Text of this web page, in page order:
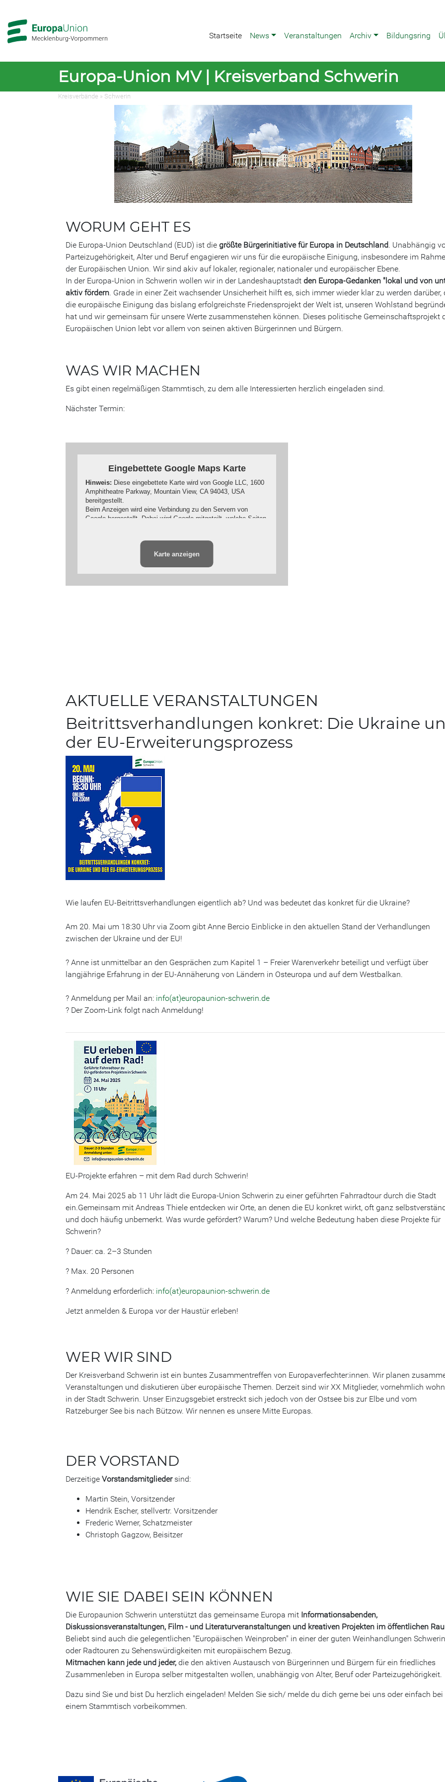
Hauptnavigation
Hauptbereich
Startseite
News Veranstaltungen Archiv Bildungsring
Europa-Union MV | Kreisverband Schwerin
Kreisverbände » Schwerin
WORUM GEHT ES
Die Europa-Union Deutschland (EUD) ist die größte Bürgerinitiative für Europa in Deutschland. Unabhängig
Parteizugehörigkeit, Alter und Beruf engagieren wir uns für die europäische Einigung, insbesondere im
der Europäischen Union. Wir sind akiv auf lokaler, regionaler, nationaler und europäischer Ebene.
In der Europa-Union in Schwerin wollen wir in der Landeshauptstadt den Europa-Gedanken "lokal und von
aktiv fördern. Grade in einer Zeit wachsender Unsicherheit hilft es, sich immer wieder klar zu werden darüber,
die europäische Einigung das bislang erfolgreichste Friedensprojekt der Welt ist, unseren Wohlstand
hat und wir gemeinsam für unsere Werte zusammenstehen können. Dieses politische Gemeinschaftsprojekt
Europäischen Union lebt vor allem von seinen aktiven Bürgerinnen und Bürgern.
WAS WIR MACHEN
Es gibt einen regelmäßigen Stammtisch, zu dem alle Interessierten herzlich eingeladen sind.
Nächster Termin:
Eingebettete Google Maps Karte
Hinweis: Diese eingebettete Karte wird von Google LLC, 1600
Amphitheatre Parkway, Mountain View, CA 94043, USA
bereitgestellt.
Beim Anzeigen wird eine Verbindung zu den Servern von
Google hergestellt. Dabei wird Google mitgeteilt, welche Seiten
zuzuordnen. Dies verhindern Sie, indem Sie sich vorher aus
Ihrem Google-Account ausloggen.
Wird eine Google-Karte angezeigt, setzt der Anbieter Cookies
Karte anzeigen
AKTUELLE VERANSTALTUNGEN
Beitrittsverhandlungen konkret: Die Ukraine
der EU-Erweiterungsprozess
Wie laufen EU-Beitrittsverhandlungen eigentlich ab? Und was bedeutet das konkret für die Ukraine?
Am 20. Mai um 18:30 Uhr via Zoom gibt Anne Bercio Einblicke in den aktuellen Stand der Verhandlungen
zwischen der Ukraine und der EU!
? Anne ist unmittelbar an den Gesprächen zum Kapitel 1 – Freier Warenverkehr beteiligt und verfügt über
langjährige Erfahrung in der EU-Annäherung von Ländern in Osteuropa und auf dem Westbalkan.
? Anmeldung per Mail an: info(at)europaunion-schwerin.de
? Der Zoom-Link folgt nach Anmeldung!
EU-Projekte erfahren – mit dem Rad durch Schwerin!
Am 24. Mai 2025 ab 11 Uhr lädt die Europa-Union Schwerin zu einer geführten Fahrradtour durch die Stadt
ein.Gemeinsam mit Andreas Thiele entdecken wir Orte, an denen die EU konkret wirkt, oft ganz
und doch häufig unbemerkt. Was wurde gefördert? Warum? Und welche Bedeutung haben diese Projekte für
Schwerin?
? Dauer: ca. 2–3 Stunden
? Max. 20 Personen
? Anmeldung erforderlich: info(at)europaunion-schwerin.de
Jetzt anmelden & Europa vor der Haustür erleben!
WER WIR SIND
Der Kreisverband Schwerin ist ein buntes Zusammentreffen von Europaverfechter:innen. Wir planen
Veranstaltungen und diskutieren über europäische Themen. Derzeit sind wir XX Mitglieder, vornehmlich
in der Stadt Schwerin. Unser Einzugsgebiet erstreckt sich jedoch von der Ostsee bis zur Elbe und vom
Ratzeburger See bis nach Bützow. Wir nennen es unsere Mitte Europas.
DER VORSTAND
Derzeitige Vorstandsmitglieder sind:
Martin Stein, Vorsitzender
Hendrik Escher, stellvertr. Vorsitzender
Frederic Werner, Schatzmeister
Christoph Gagzow, Beisitzer
WIE SIE DABEI SEIN KÖNNEN
Die Europaunion Schwerin unterstützt das gemeinsame Europa mit Informationsabenden,
Diskussionsveranstaltungen, Film - und Literaturveranstaltungen und kreativen Projekten im öffentlichen
Beliebt sind auch die gelegentlichen "Europäischen Weinproben" in einer der guten Weinhandlungen
oder Radtouren zu Sehenswürdigkeiten mit europäischem Bezug.
Mitmachen kann jede und jeder, die den aktiven Austausch von Bürgerinnen und Bürgern für ein friedliches
Zusammenleben in Europa selber mitgestalten wollen, unabhängig von Alter, Beruf oder Parteizugehörigkeit.
Dazu sind Sie und bist Du herzlich eingeladen! Melden Sie sich/ melde du dich gerne bei uns oder einfach bei
einem Stammtisch vorbeikommen.